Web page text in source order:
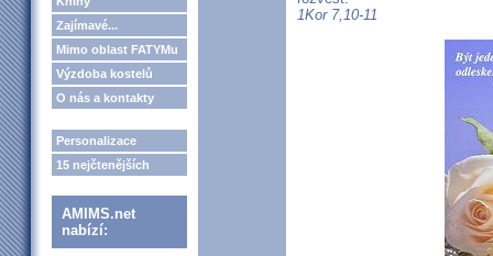
Zajímavé...
Mimo oblast FATYMu
Výzdoba kostelů
O nás a kontakty
Personalizace
15 nejčtenějších
AMIMS.net
nabízí:
1Kor 7,10-11